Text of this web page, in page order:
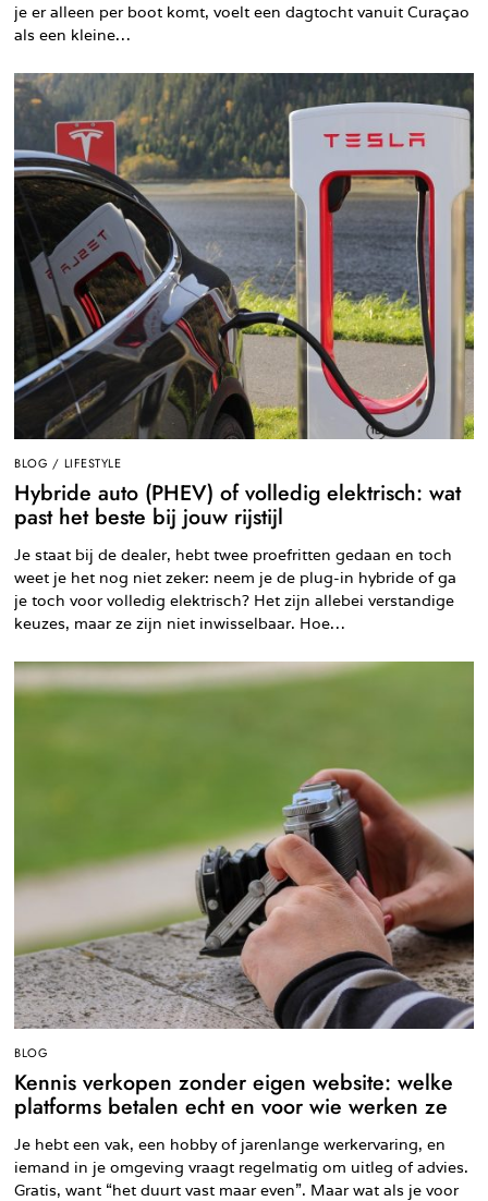
je er alleen per boot komt, voelt een dagtocht vanuit Curaçao
als een kleine…
BLOG / LIFESTYLE
Hybride auto (PHEV) of volledig elektrisch: wat
past het beste bij jouw rijstijl
Je staat bij de dealer, hebt twee proefritten gedaan en toch
weet je het nog niet zeker: neem je de plug-in hybride of ga
je toch voor volledig elektrisch? Het zijn allebei verstandige
keuzes, maar ze zijn niet inwisselbaar. Hoe…
BLOG
Kennis verkopen zonder eigen website: welke
platforms betalen echt en voor wie werken ze
Je hebt een vak, een hobby of jarenlange werkervaring, en
iemand in je omgeving vraagt regelmatig om uitleg of advies.
Gratis, want “het duurt vast maar even”. Maar wat als je voor